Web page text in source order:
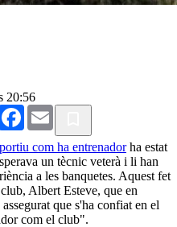
20:56
Facebook
Email
com ha entrenadorha estat
un tècnic veterà i li han
a les banquetes. Aquest fet
Albert Esteve, que en
assegurat que s'ha confiat en el
com el club".